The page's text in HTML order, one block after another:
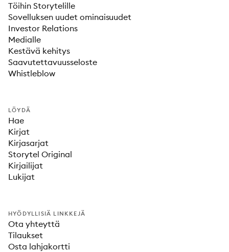
Töihin Storytelille
Sovelluksen uudet ominaisuudet
Investor Relations
Medialle
Kestävä kehitys
Saavutettavuusseloste
Whistleblow
LÖYDÄ
Hae
Kirjat
Kirjasarjat
Storytel Original
Kirjailijat
Lukijat
HYÖDYLLISIÄ LINKKEJÄ
Ota yhteyttä
Tilaukset
Osta lahjakortti